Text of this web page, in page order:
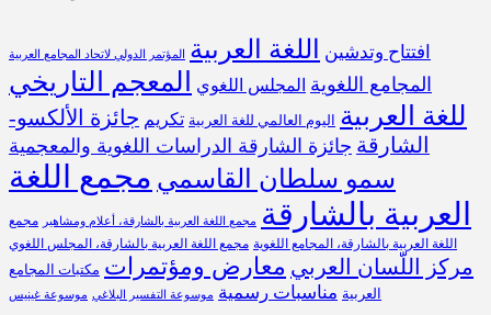
افتتاح وتدشين اللغة العربية المؤتمر الدولي لاتحاد المجامع العربية
المجامع اللغوية المجلس اللغوي
المعجم التاريخي
للغة العربية
اليوم العالمي للغة العربية تكريم جائزة الألكسو-
الشارقة جائزة الشارقة الدراسات اللغوية والمعجمية
سمو سلطان القاسمي مجمع اللغة
العربية بالشارقة
مجمع اللغة العربية بالشارقة، أعلام ومشاهير
مجمع
اللغة العربية بالشارقة، المجامع اللغوية مجمع اللغة العربية بالشارقة، المجلس اللغوي
مركز اللّسان العربي معارض ومؤتمرات مكتبات المجامع
العربية مناسبات رسمية موسوعة التفسير البلاغي موسوعة غينيس